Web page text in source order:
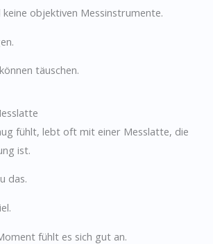
keine objektiven Messinstrumente.
täuschen.
fühlt, lebt oft mit einer Messlatte, die
ist.
das.
fühlt es sich gut an.